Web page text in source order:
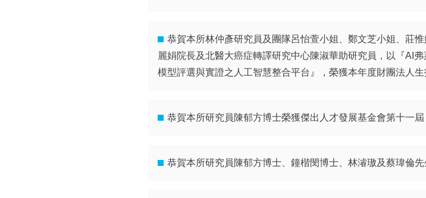
恭賀本所林仲彥研究員及團隊呂怡萱小姐、鄭文芝小姐、莊
麗娟院長及北醫大癌症轉譯研究中心陳淑華助研究員，以『AI
模型評選與實證之人工智慧整合平台』，榮獲本年度財團法人
恭賀本所研究員陳郁方博士榮獲傑出人才發展基金會第十一屆
恭賀本所研究員陳郁方博士、鐘楷閔博士、林濬璈及蔡瑋倫